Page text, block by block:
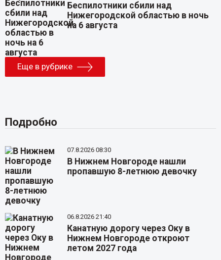
Беспилотники сбили над
Нижегородской областью в ночь
на 6 августа
Еще в рубрике
Подробно
07.8.2026 08:30
В Нижнем Новгороде нашли
пропавшую 8-летнюю девочку
06.8.2026 21:40
Канатную дорогу через Оку в
Нижнем Новгороде откроют
летом 2027 года